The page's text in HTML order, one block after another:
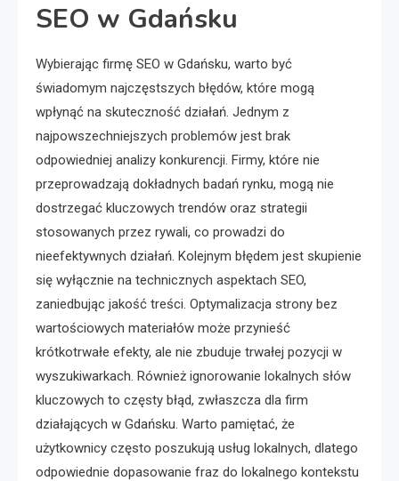
SEO w Gdańsku
Wybierając firmę SEO w Gdańsku, warto być
świadomym najczęstszych błędów, które mogą
wpłynąć na skuteczność działań. Jednym z
najpowszechniejszych problemów jest brak
odpowiedniej analizy konkurencji. Firmy, które nie
przeprowadzają dokładnych badań rynku, mogą nie
dostrzegać kluczowych trendów oraz strategii
stosowanych przez rywali, co prowadzi do
nieefektywnych działań. Kolejnym błędem jest skupienie
się wyłącznie na technicznych aspektach SEO,
zaniedbując jakość treści. Optymalizacja strony bez
wartościowych materiałów może przynieść
krótkotrwałe efekty, ale nie zbuduje trwałej pozycji w
wyszukiwarkach. Również ignorowanie lokalnych słów
kluczowych to częsty błąd, zwłaszcza dla firm
działających w Gdańsku. Warto pamiętać, że
użytkownicy często poszukują usług lokalnych, dlatego
odpowiednie dopasowanie fraz do lokalnego kontekstu